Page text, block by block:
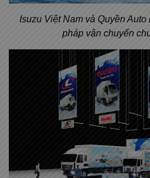
Isuzu Việt Nam và Quyền Auto
pháp vận chuyển